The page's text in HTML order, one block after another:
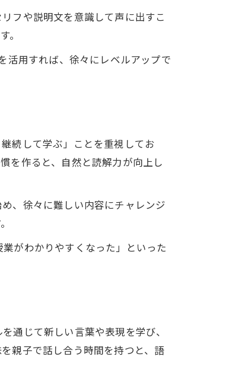
フや説明文を意識して声に出すこ
。
活用すれば、徐々にレベルアップで
続して学ぶ」ことを重視してお
を作ると、自然と読解力が向上し
、徐々に難しい内容にチャレンジ
がわかりやすくなった」といった
通じて新しい言葉や表現を学び、
親子で話し合う時間を持つと、語